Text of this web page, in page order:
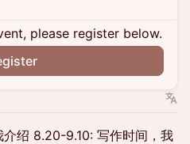
please register below.
绍 8.20-9.10: 写作时间，我